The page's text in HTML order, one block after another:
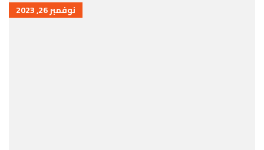
نوفمبر 26, 2023